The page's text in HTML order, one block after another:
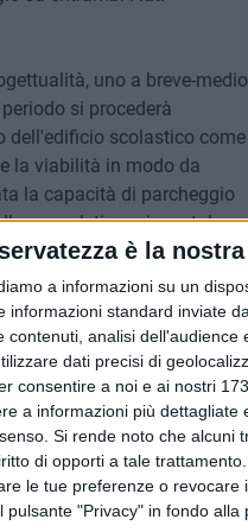
è la
a informazioni su un
standard inviate
analisi dell'audience
dati precisi di
consentire a noi e ai nostri
a informazioni più dettagliate
Si rende noto che alcuni
di opporti a tale
le tue preferenze o revocare
"Privacy" in fondo alla
uno a breve-medio
si procederà
dell'edificio scolastico come
la viabilità in modo da
la capacità di parcheggio
segnaletica orizzontale.
si procederà invece con il
Lombardi in modo da
utilizzata anche da
del manto stradale. Con
pini dovessero sollevare
sarebbe comunque
gli alberi,
i tecnici comunali e